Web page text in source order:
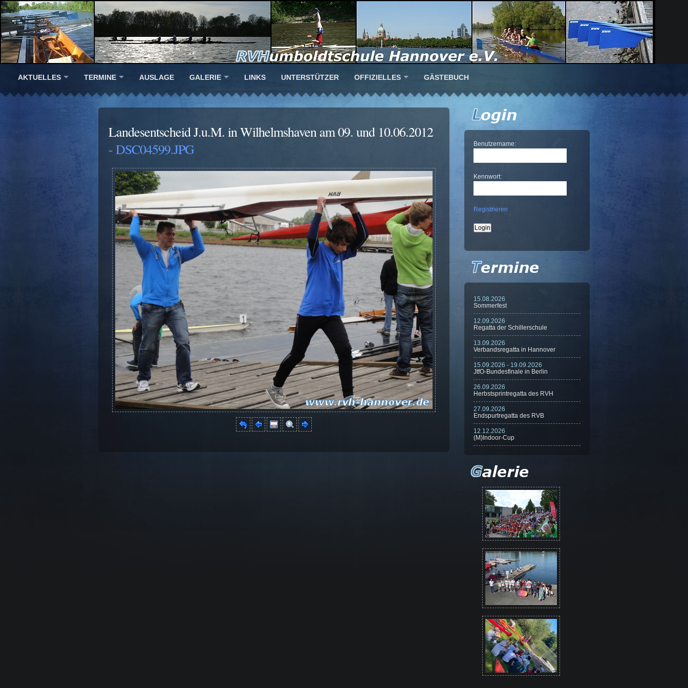
AKTUELLES TERMINE AUSLAGE GALERIE LINKS UNTERSTÜTZER OFFIZIELLES GÄSTEBUCH
Landesentscheid J.u.M. in Wilhelmshaven am 09. und 10.06.2012
- DSC04599.JPG
Benutzername:
Kennwort:
Registrieren
15.08.2026
Sommerfest
12.09.2026
Regatta der Schillerschule
13.09.2026
Verbandsregatta in Hannover
15.09.2026 - 19.09.2026
JtfO-Bundesfinale in Berlin
26.09.2026
Herbstsprintregatta des RVH
27.09.2026
Endspurtregatta des RVB
12.12.2026
(M)Indoor-Cup